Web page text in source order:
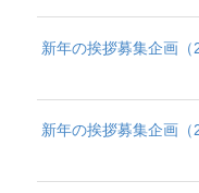
新年の挨拶募集企画（
新年の挨拶募集企画（